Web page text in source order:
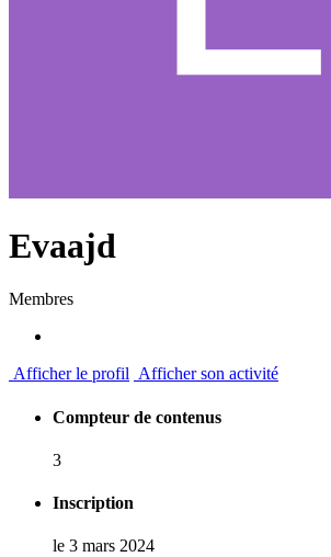
Evaajd
Membres
Afficher le profil Afficher son activité
Compteur de contenus
3
Inscription
le 3 mars 2024